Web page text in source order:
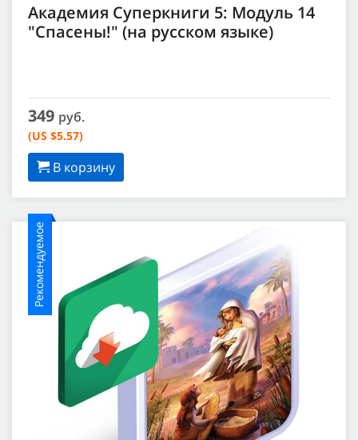
Академия Суперкниги 5: Модуль 14
"Спасены!" (на русском языке)
349 руб.
(US $5.57)
В корзину
Рекомендуемое